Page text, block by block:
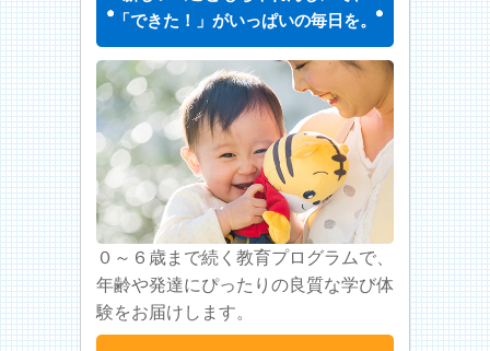
「できた！」がいっぱいの毎日を。
０～６歳まで続く教育プログラムで、
年齢や発達にぴったりの良質な学び体
験をお届けします。